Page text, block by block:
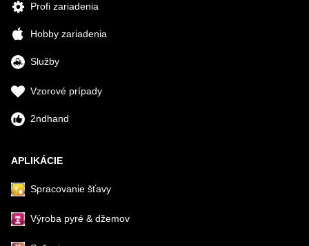
Profi zariadenia
Hobby zariadenia
Služby
Vzorové prípady
2ndhand
APLIKÁCIE
Spracovanie šťavy
Výroba pyré & džemov